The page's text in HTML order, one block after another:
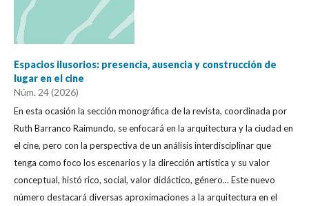
Espacios ilusorios: presencia, ausencia y construcción de
lugar en el cine
Núm. 24 (2026)
En esta ocasión la sección monográfica de la revista, coordinada por
Ruth Barranco Raimundo, se enfocará en la arquitectura y la ciudad en
el cine, pero con la perspectiva de un análisis interdisciplinar que
tenga como foco los escenarios y la dirección artística y su valor
conceptual, histó rico, social, valor didáctico, género... Este nuevo
número destacará diversas aproximaciones a la arquitectura en el